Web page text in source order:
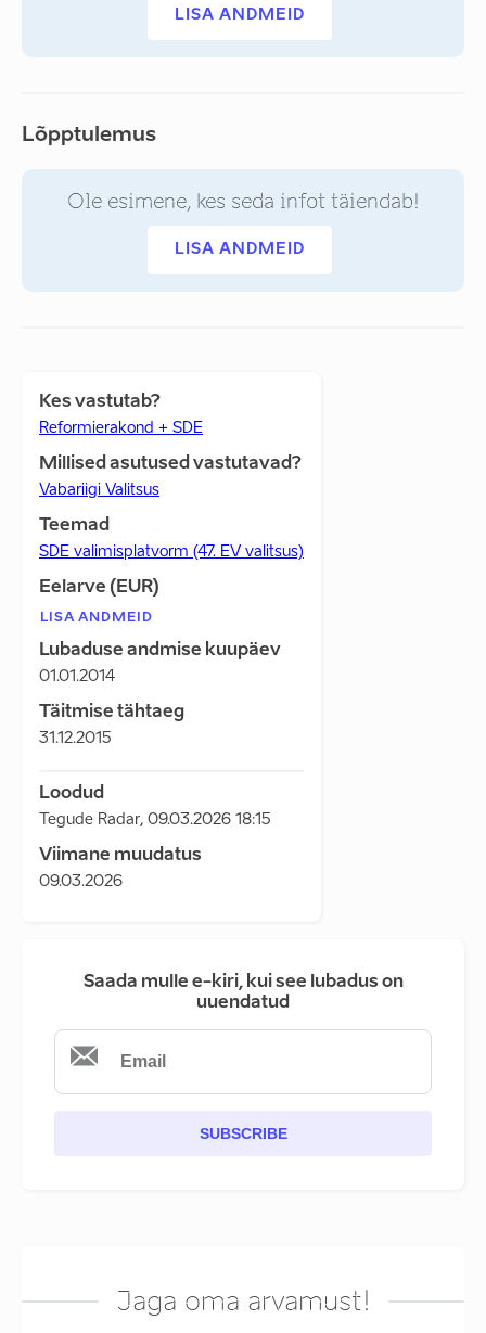
LISA ANDMEID
Lõpptulemus
Ole esimene, kes seda infot täiendab!
LISA ANDMEID
Kes vastutab?
Reformierakond + SDE
Millised asutused vastutavad?
Vabariigi Valitsus
Teemad
SDE valimisplatvorm (47. EV valitsus)
Eelarve (EUR)
LISA ANDMEID
Lubaduse andmise kuupäev
01.01.2014
Täitmise tähtaeg
31.12.2015
Loodud
Tegude Radar, 09.03.2026 18:15
Viimane muudatus
09.03.2026
Saada mulle e-kiri, kui see lubadus on
uuendatud
SUBSCRIBE
Jaga oma arvamust!